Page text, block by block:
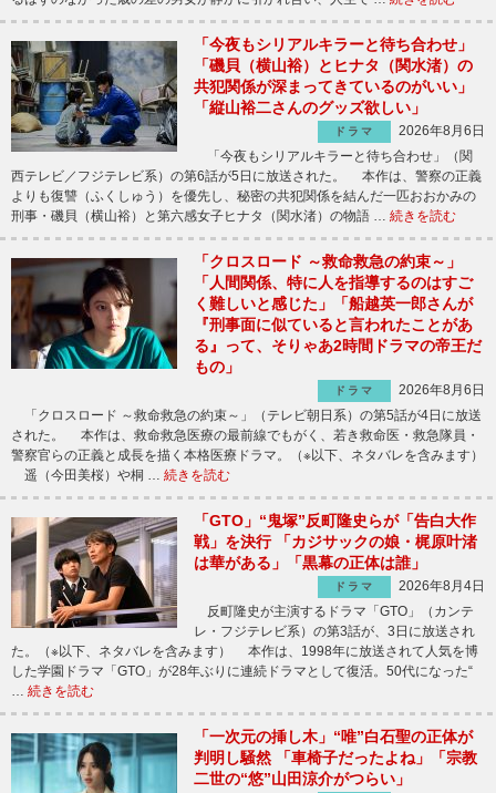
「今夜もシリアルキラーと待ち合わせ」
「磯貝（横山裕）とヒナタ（関水渚）の
共犯関係が深まってきているのがいい」
「縦山裕二さんのグッズ欲しい」
ドラマ
2026年8月6日
「今夜もシリアルキラーと待ち合わせ」（関
西テレビ／フジテレビ系）の第6話が5日に放送された。 本作は、警察の正義
よりも復讐（ふくしゅう）を優先し、秘密の共犯関係を結んだ一匹おおかみの
刑事・磯貝（横山裕）と第六感女子ヒナタ（関水渚）の物語 … 続きを読む
「クロスロード ～救命救急の約束～」
「人間関係、特に人を指導するのはすご
く難しいと感じた」「船越英一郎さんが
『刑事面に似ていると言われたことがあ
る』って、そりゃあ2時間ドラマの帝王だ
もの」
ドラマ
2026年8月6日
「クロスロード ～救命救急の約束～」（テレビ朝日系）の第5話が4日に放送
された。 本作は、救命救急医療の最前線でもがく、若き救命医・救急隊員・
警察官らの正義と成長を描く本格医療ドラマ。（※以下、ネタバレを含みます）
遥（今田美桜）や桐 … 続きを読む
「GTO」“鬼塚”反町隆史らが「告白大作
戦」を決行 「カジサックの娘・梶原叶渚
は華がある」「黒幕の正体は誰」
ドラマ
2026年8月4日
反町隆史が主演するドラマ「GTO」（カンテ
レ・フジテレビ系）の第3話が、3日に放送され
た。（※以下、ネタバレを含みます） 本作は、1998年に放送されて人気を博
した学園ドラマ「GTO」が28年ぶりに連続ドラマとして復活。50代になった“
… 続きを読む
「一次元の挿し木」“唯”白石聖の正体が
判明し騒然 「車椅子だったよね」「宗教
二世の“悠”山田涼介がつらい」